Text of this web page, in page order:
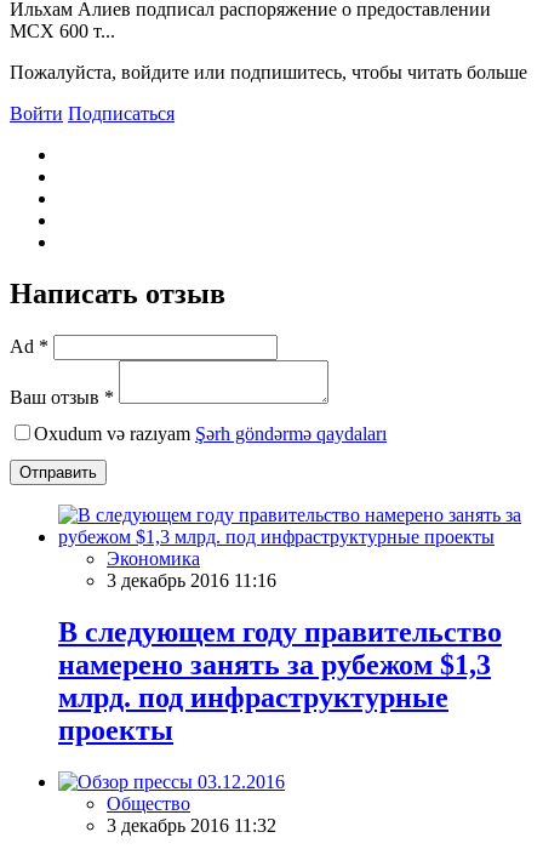
Ильхам Алиев подписал распоряжение о предоставлении
МСХ 600 т...
Пожалуйста, войдите или подпишитесь, чтобы читать больше
Войти Подписаться
Написать отзыв
Ad *
Ваш отзыв *
Oxudum və razıyam Şərh göndərmə qaydaları
Отправить
Экономика
3 декабрь 2016 11:16
В следующем году правительство
намерено занять за рубежом $1,3
млрд. под инфраструктурные
проекты
Общество
3 декабрь 2016 11:32